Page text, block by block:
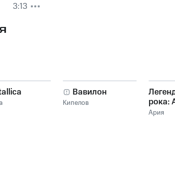
3:13
Вавилон
Кипелов
рока:
Ария